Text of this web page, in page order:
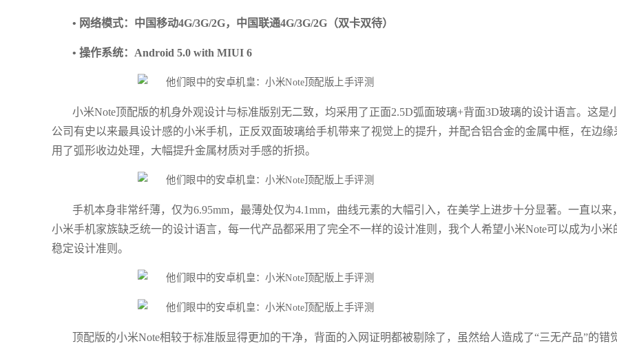
• 网络模式：中国移动4G/3G/2G，中国联通4G/3G/2G（双卡双待）
• 操作系统：Android 5.0 with MIUI 6
小米Note顶配版的机身外观设计与标准版别无二致，均采用了正面2.5D弧面玻璃+背面3D玻璃的设计语言。这是
公司有史以来最具设计感的小米手机，正反双面玻璃给手机带来了视觉上的提升，并配合铝合金的金属中框，在边缘
用了弧形收边处理，大幅提升金属材质对手感的折损。
手机本身非常纤薄，仅为6.95mm，最薄处仅为4.1mm，曲线元素的大幅引入，在美学上进步十分显著。一直以来，
小米手机家族缺乏统一的设计语言，每一代产品都采用了完全不一样的设计准则，我个人希望小米Note可以成为小米
稳定设计准则。
顶配版的小米Note相较于标准版显得更加的干净，背面的入网证明都被剔除了，虽然给人造成了“三无产品”的错